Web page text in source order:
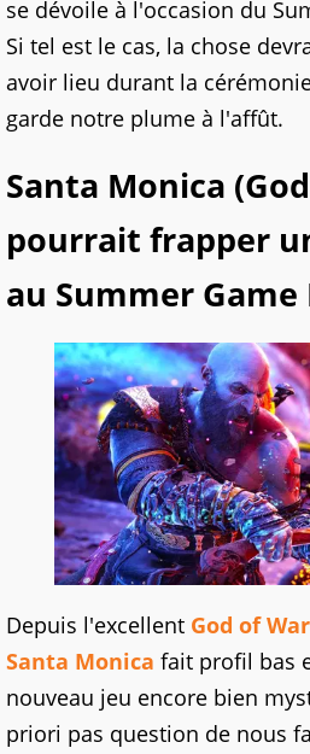
se dévoile à l'occasion du
Si tel est le cas, la chose
avoir lieu durant la
garde notre plume à l'affût.
Santa Monica
pourrait frapper
au Summer Game
Depuis l'excellent God of
Santa Monica fait profil bas
nouveau jeu encore bien
priori pas question de nous